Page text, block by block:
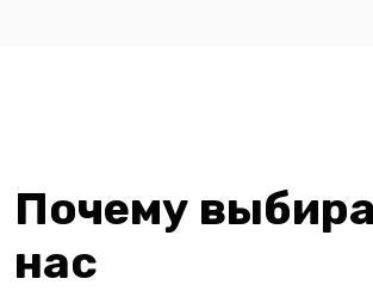
Почему
нас